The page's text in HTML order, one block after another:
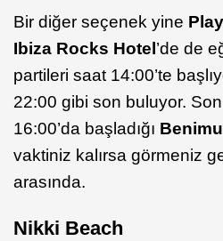
Bir diğer seçenek yine
Ibiza Rocks Hotel ’de de
partileri saat 14:00’te
22:00 gibi son buluyor.
16:00’da başladığı
vaktiniz kalırsa görmeniz
arasında.
Nikki Beach